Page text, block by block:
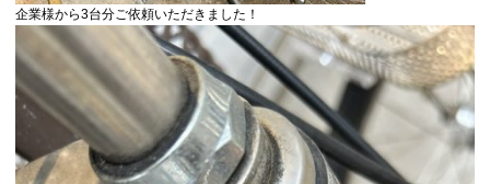
企業様から3台分ご依頼いただきました！